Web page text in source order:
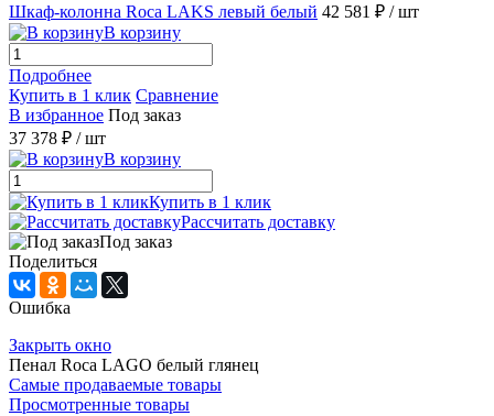
Шкаф-колонна Roca LAKS левый белый 42 581 ₽ / шт
В корзину
Подробнее
Купить в 1 клик Сравнение
В избранное Под заказ
37 378 ₽ / шт
В корзину
Купить в 1 клик
Рассчитать доставку
Под заказ
Поделиться
Ошибка
Закрыть окно
Пенал Roca LAGO белый глянец
Самые продаваемые товары
Просмотренные товары